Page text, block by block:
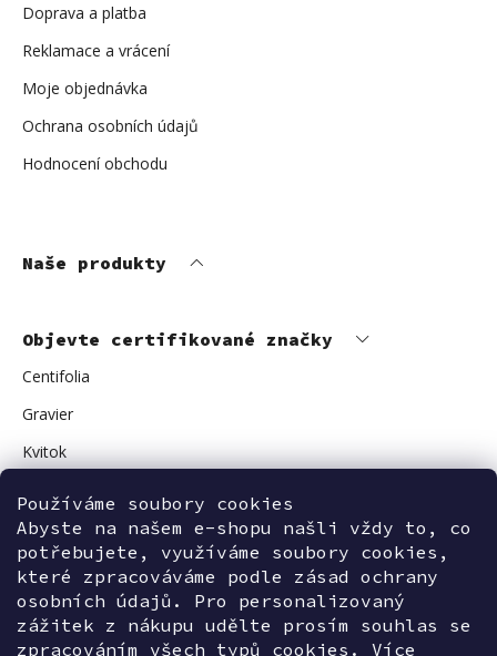
Používáme soubory cookies
Abyste na našem e-shopu našli vždy to, co
potřebujete, využíváme soubory cookies,
které zpracováváme podle zásad ochrany
osobních údajů. Pro personalizovaný
zážitek z nákupu udělte prosím souhlas se
zpracováním všech typů cookies. Více
Doprava a platba
Reklamace a vrácení
Moje objednávka
Ochrana osobních údajů
Hodnocení obchodu
Naše produkty
Objevte certifikované značky
Centifolia
Gravier
Kvitok
Avant Skincare
Sonnentor